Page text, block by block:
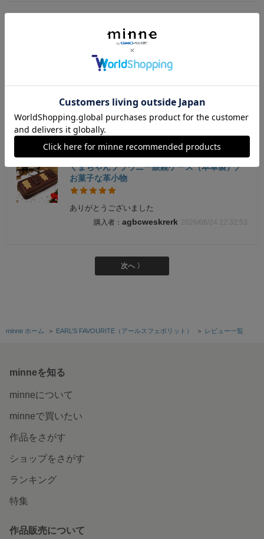
くまちゃんブラウニー眼鏡ケース（本革製）／
お菓子な革小物
届きました。とても可愛いメガネケースとキーホル
本当にありがとうございました。
空 2026/06/26 13:53:12
くまちゃんブラウニー眼鏡ケース（本革製）／
お菓子な革小物
ありがとうございました
agbcweskrerk 2026/06/24 22:32:53
次へ 〉
minne ホーム ＞ EARL’S FAVOURITE（アールスフェボリット） ＞ レビュー一覧
minneを知る
minneについて
minneで買いたい
作品をさがす
ショップをさがす
ランキング
特集
作品販売について